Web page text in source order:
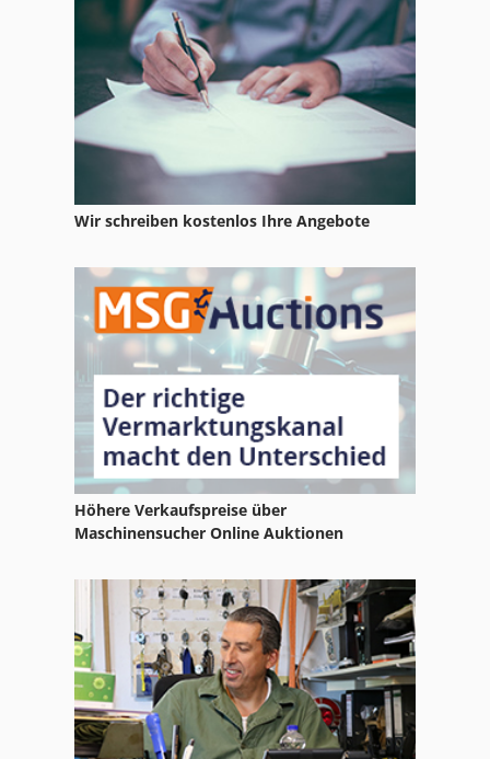
Tisch Presse
Werkstatt Presse
Werkstattpresse Hydraulisch
Wir schreiben kostenlos Ihre Angebote
Höhere Verkaufspreise über
Maschinensucher Online Auktionen